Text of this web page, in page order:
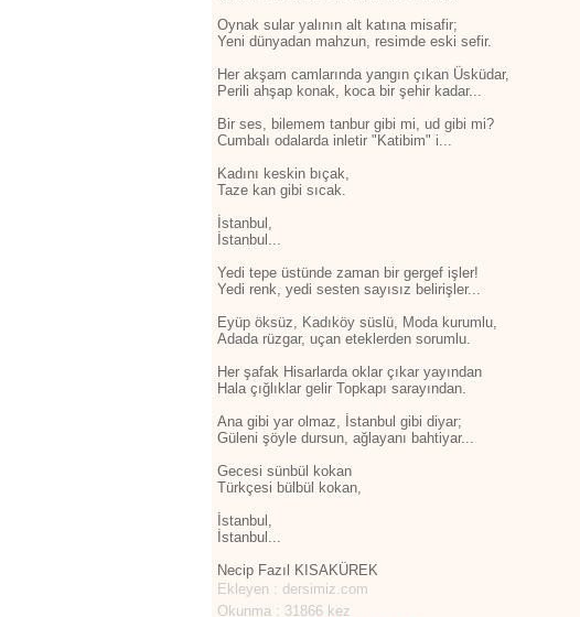
Oynak sular yalının alt katına misafir;
Yeni dünyadan mahzun, resimde eski sefir.
Her akşam camlarında yangın çıkan Üsküdar,
Perili ahşap konak, koca bir şehir kadar...
Bir ses, bilemem tanbur gibi mi, ud gibi mi?
Cumbalı odalarda inletir "Katibim" i...
Kadını keskin bıçak,
Taze kan gibi sıcak.
İstanbul,
İstanbul...
Yedi tepe üstünde zaman bir gergef işler!
Yedi renk, yedi sesten sayısız belirişler...
Eyüp öksüz, Kadıköy süslü, Moda kurumlu,
Adada rüzgar, uçan eteklerden sorumlu.
Her şafak Hisarlarda oklar çıkar yayından
Hala çığlıklar gelir Topkapı sarayından.
Ana gibi yar olmaz, İstanbul gibi diyar;
Güleni şöyle dursun, ağlayanı bahtiyar...
Gecesi sünbül kokan
Türkçesi bülbül kokan,
İstanbul,
İstanbul...
Necip Fazıl KISAKÜREK
Ekleyen : dersimiz.com
Okunma : 31866 kez